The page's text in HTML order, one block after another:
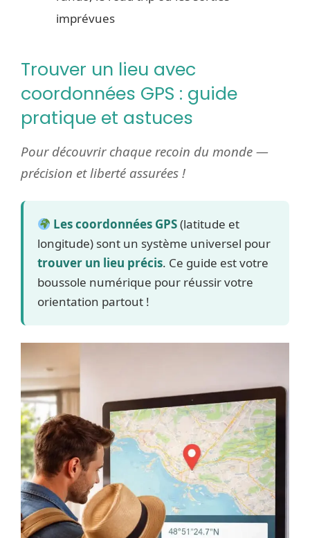
imprévues
Trouver un lieu avec
coordonnées GPS : guide
pratique et astuces
Pour découvrir chaque recoin du monde —
précision et liberté assurées !
Les coordonnées GPS(latitude et
longitude) sont un système universel pour
trouver un lieu précis. Ce guide est votre
boussole numérique pour réussir votre
orientation partout !